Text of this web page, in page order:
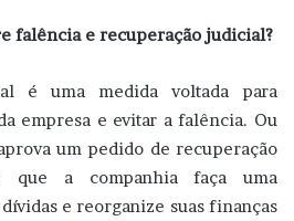
falência e recuperação judicial?
é uma medida voltada para
empresa e evitar a falência. Ou
um pedido de recuperação
que a companhia faça uma
e reorganize suas finanças